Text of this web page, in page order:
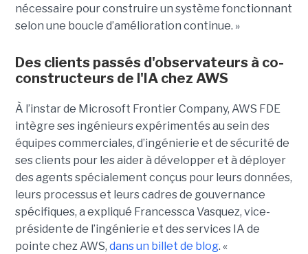
nécessaire pour construire un système fonctionnant
selon une boucle d’amélioration continue. »
Des clients passés d'observateurs à co-
constructeurs de l'IA chez AWS
À l’instar de Microsoft Frontier Company, AWS FDE
intègre ses ingénieurs expérimentés au sein des
équipes commerciales, d’ingénierie et de sécurité de
ses clients pour les aider à développer et à déployer
des agents spécialement conçus pour leurs données,
leurs processus et leurs cadres de gouvernance
spécifiques, a expliqué Francessca Vasquez, vice-
présidente de l’ingénierie et des services IA de
pointe chez AWS, dans un billet de blog. «